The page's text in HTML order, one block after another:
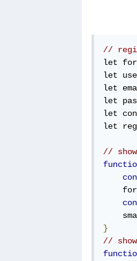
//
let
let
let
let
let
let
//
}
//